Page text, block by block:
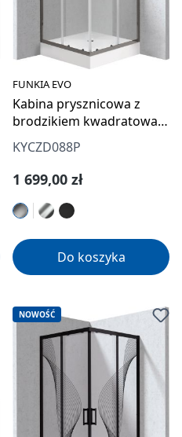
FUNKIA EVO
Kabina prysznicowa z
brodzikiem kwadratowa
80x80 cm
KYCZD088P
Cena regularna:
1 699,00 zł
Do koszyka
NOWOŚĆ